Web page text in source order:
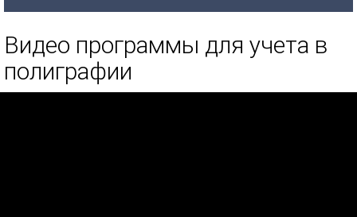
Видео программы для учета в
полиграфии